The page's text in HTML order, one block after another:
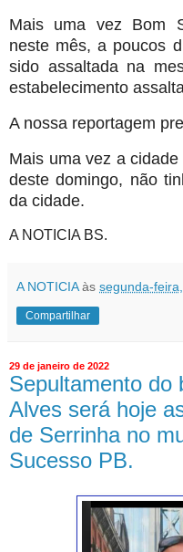
Mais uma vez Bom
neste mês, a poucos
sido assaltada na
estabelecimento
A nossa reportagem
Mais uma vez a
deste domingo, não
da cidade.
A NOTICIA BS.
A NOTICIA às segunda-
Compartilhar
29 de janeiro de 2022
Sepultamento do
Alves será hoje
de Serrinha no
Sucesso PB.